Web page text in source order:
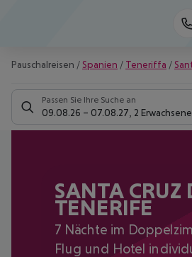
Pauschalreisen / Spanien / Teneriffa /
Passen Sie Ihre Suche an
09.08.26 – 07.08.27 2 Erwachsene
SANTA CRUZ
TENERIFE
7 Nächte im
Flug und Hotel